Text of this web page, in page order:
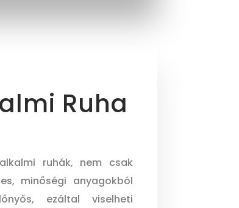
Ruha
ruhák, nem csak
minőségi anyagokból
ezáltal viselheti